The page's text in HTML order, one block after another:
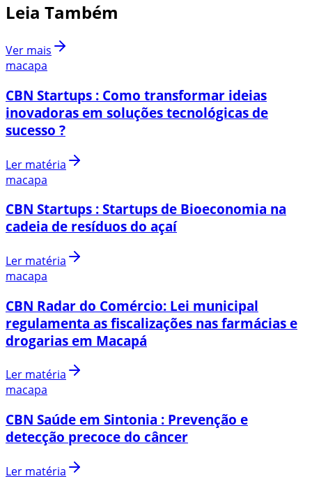
Leia Também
Ver mais
macapa
CBN Startups : Como transformar ideias
inovadoras em soluções tecnológicas de
sucesso ?
Ler matéria
macapa
CBN Startups : Startups de Bioeconomia na
cadeia de resíduos do açaí
Ler matéria
macapa
CBN Radar do Comércio: Lei municipal
regulamenta as fiscalizações nas farmácias e
drogarias em Macapá
Ler matéria
macapa
CBN Saúde em Sintonia : Prevenção e
detecção precoce do câncer
Ler matéria